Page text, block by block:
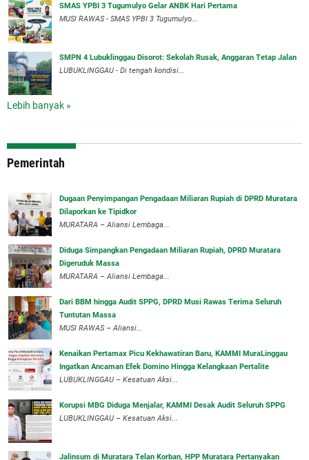
SMAS YPBI 3 Tugumulyo Gelar ANBK Hari Pertama
MUSI RAWAS - SMAS YPBI 3 Tugumulyo...
SMPN 4 Lubuklinggau Disorot: Sekolah Rusak, Anggaran Tetap Jalan
LUBUKLINGGAU - Di tengah kondisi...
Lebih banyak »
Pemerintah
‎Dugaan Penyimpangan Pengadaan Miliaran Rupiah di DPRD Muratara
Dilaporkan ke Tipidkor
‎MURATARA – Aliansi Lembaga...
Diduga Simpangkan Pengadaan Miliaran Rupiah, DPRD Muratara
Digeruduk Massa
‎MURATARA – Aliansi Lembaga...
Dari BBM hingga Audit SPPG, DPRD Musi Rawas Terima Seluruh
Tuntutan Massa
MUSI RAWAS – Aliansi...
‎Kenaikan Pertamax Picu Kekhawatiran Baru, KAMMI MuraLinggau
Ingatkan Ancaman Efek Domino Hingga Kelangkaan Pertalite
‎LUBUKLINGGAU – Kesatuan Aksi...
Korupsi MBG Diduga Menjalar, KAMMI Desak Audit Seluruh SPPG
‎LUBUKLINGGAU – Kesatuan Aksi...
‎Jalinsum di Muratara Telan Korban, HPP Muratara Pertanyakan